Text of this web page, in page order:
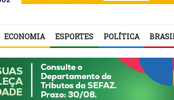
ECONOMIA ESPORTES POLÍTICA